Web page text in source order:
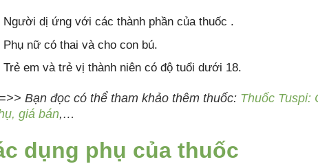
Người dị ứng với các thành phần của thuốc .
Phụ nữ có thai và cho con bú.
Trẻ em và trẻ vị thành niên có độ tuổi dưới 18.
Bạn đọc có thể tham khảo thêm thuốc: Thuốc Tuspi:
giá bán,…
dụng phụ của thuốc